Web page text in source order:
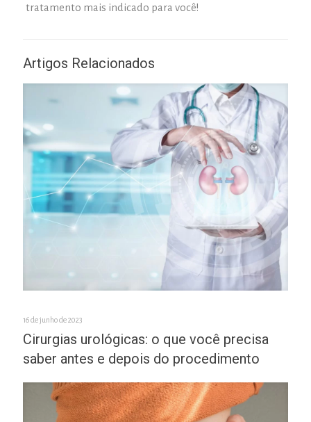
tratamento mais indicado para você!
Artigos Relacionados
16 de junho de 2023
Cirurgias urológicas: o que você precisa
saber antes e depois do procedimento